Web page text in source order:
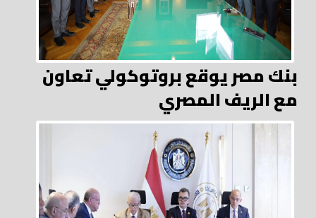
بنك مصر يوقع بروتوكولي تعاون
مع الريف المصري